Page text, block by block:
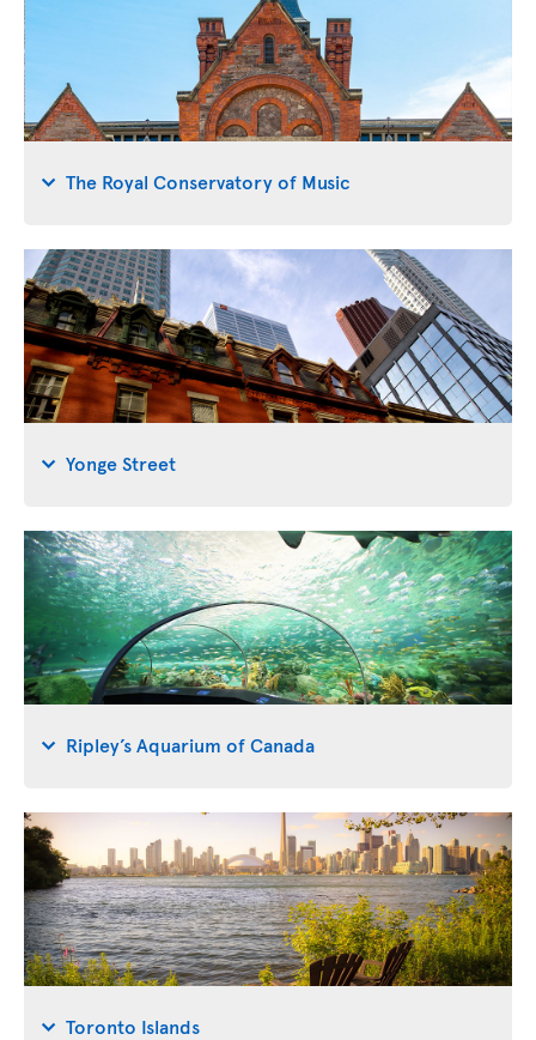
The Royal Conservatory of Music
Yonge Street
Ripley’s Aquarium of Canada
Toronto Islands